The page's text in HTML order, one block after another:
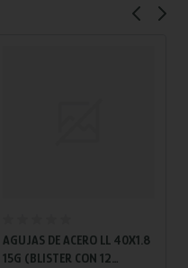
AGUJAS DE ACERO LL 25X1.4
17G (BLISTER CON 12